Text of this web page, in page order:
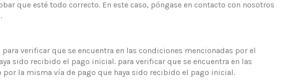
que esté todo correcto. En este caso, póngase en contacto con nosotros
verificar que se encuentra en las condiciones mencionadas por el
sido recibido el pago inicial. para verificar que se encuentra en las
la misma vía de pago que haya sido recibido el pago inicial.